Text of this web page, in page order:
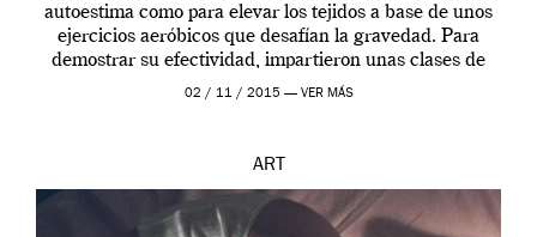
autoestima como para elevar los tejidos a base de unos
ejercicios aeróbicos que desafían la gravedad. Para
demostrar su efectividad, impartieron unas clases de
prueba en el Tate […]
02 / 11 / 2015 — VER MÁS
ART